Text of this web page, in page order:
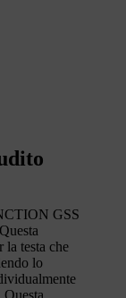
GSS
la testa che
lo
Questa